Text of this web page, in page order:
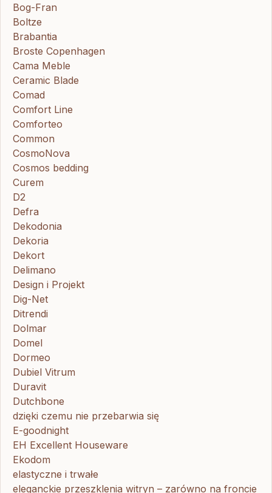
Bog-Fran
Boltze
Brabantia
Broste Copenhagen
Cama Meble
Ceramic Blade
Comad
Comfort Line
Comforteo
Common
CosmoNova
Cosmos bedding
Curem
D2
Defra
Dekodonia
Dekoria
Dekort
Delimano
Design i Projekt
Dig-Net
Ditrendi
Dolmar
Domel
Dormeo
Dubiel Vitrum
Duravit
Dutchbone
dzięki czemu nie przebarwia się
E-goodnight
EH Excellent Houseware
Ekodom
elastyczne i trwałe
eleganckie przeszklenia witryn – zarówno na froncie